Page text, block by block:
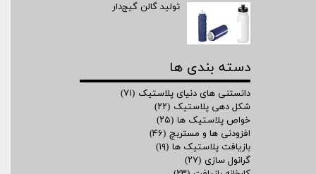
تولید گالن گیج‌دار
دسته بندی ها
دانستنی های دنیای پلاستیک (۷۱)
شکل دهی پلاستیک (۲۲)
خواص پلاستیک ها (۲۵)
افزودنی ها و مستربچ (۴۶)
بازیافت پلاستیک ها (۱۹)
گرانول سازی (۲۷)